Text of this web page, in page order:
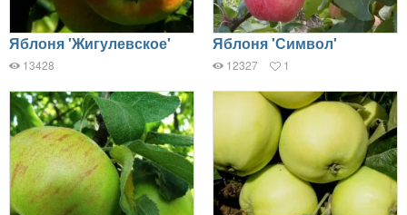
Яблоня 'Жигулевское'
13428
Яблоня 'Символ'
12327 1